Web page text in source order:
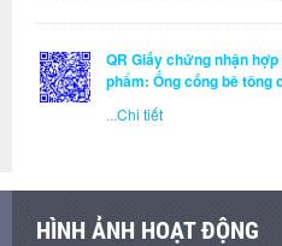
QR Giấy chứng nhận
phẩm: Ống cống bê
Chi tiết
HÌNH ẢNH HOẠT ĐỘNG